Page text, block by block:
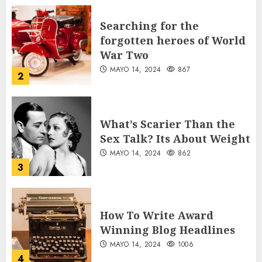
2
Searching for the
forgotten heroes of World
War Two
MAYO 14, 2024 867
3
What’s Scarier Than the
Sex Talk? Its About Weight
MAYO 14, 2024 862
4
How To Write Award
Winning Blog Headlines
MAYO 14, 2024 1006